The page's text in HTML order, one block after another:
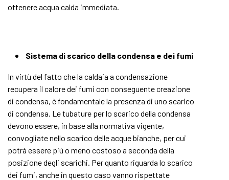
ottenere acqua calda immediata.
Sistema di scarico della condensa e dei fumi
In virtù del fatto che la caldaia a condensazione
recupera il calore dei fumi con conseguente creazione
di condensa, è fondamentale la presenza di uno scarico
di condensa. Le tubature per lo scarico della condensa
devono essere, in base alla normativa vigente,
convogliate nello scarico delle acque bianche, per cui
potrà essere più o meno costoso a seconda della
posizione degli scarichi. Per quanto riguarda lo scarico
dei fumi, anche in questo caso vanno rispettate